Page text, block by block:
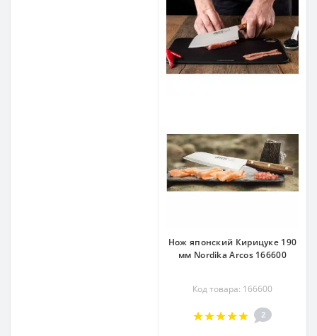
Нож японский Кирицуке 190
мм Nordika Arcos 166600
Код товара: 166600
2